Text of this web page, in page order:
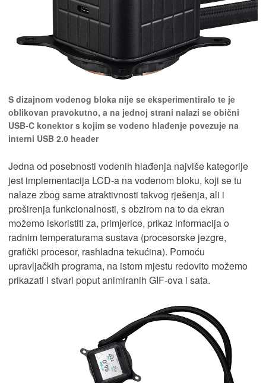
S dizajnom vodenog bloka nije se eksperimentiralo te je
oblikovan pravokutno, a na jednoj strani nalazi se obični
USB-C konektor s kojim se vodeno hlađenje povezuje na
interni USB 2.0 header
Jedna od posebnosti vodenih hlađenja najviše kategorije
jest implementacija LCD-a na vodenom bloku, koji se tu
nalaze zbog same atraktivnosti takvog rješenja, ali i
proširenja funkcionalnosti, s obzirom na to da ekran
možemo iskoristiti za, primjerice, prikaz informacija o
radnim temperaturama sustava (procesorske jezgre,
grafički procesor, rashladna tekućina). Pomoću
upravljačkih programa, na istom mjestu redovito možemo
prikazati i stvari poput animiranih GIF-ova i sata.